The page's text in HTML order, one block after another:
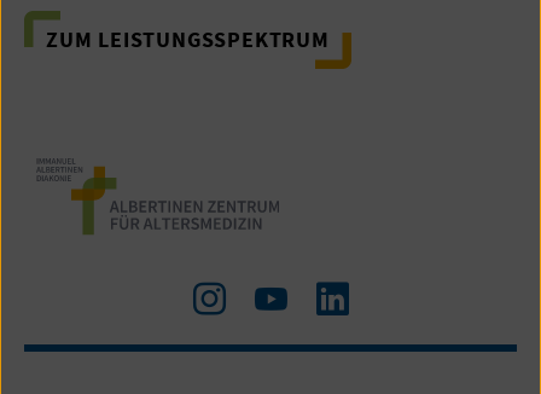
ZUM LEISTUNGSSPEKTRUM
Zu
Instagram
Zum
Youtube-
LinkedIn